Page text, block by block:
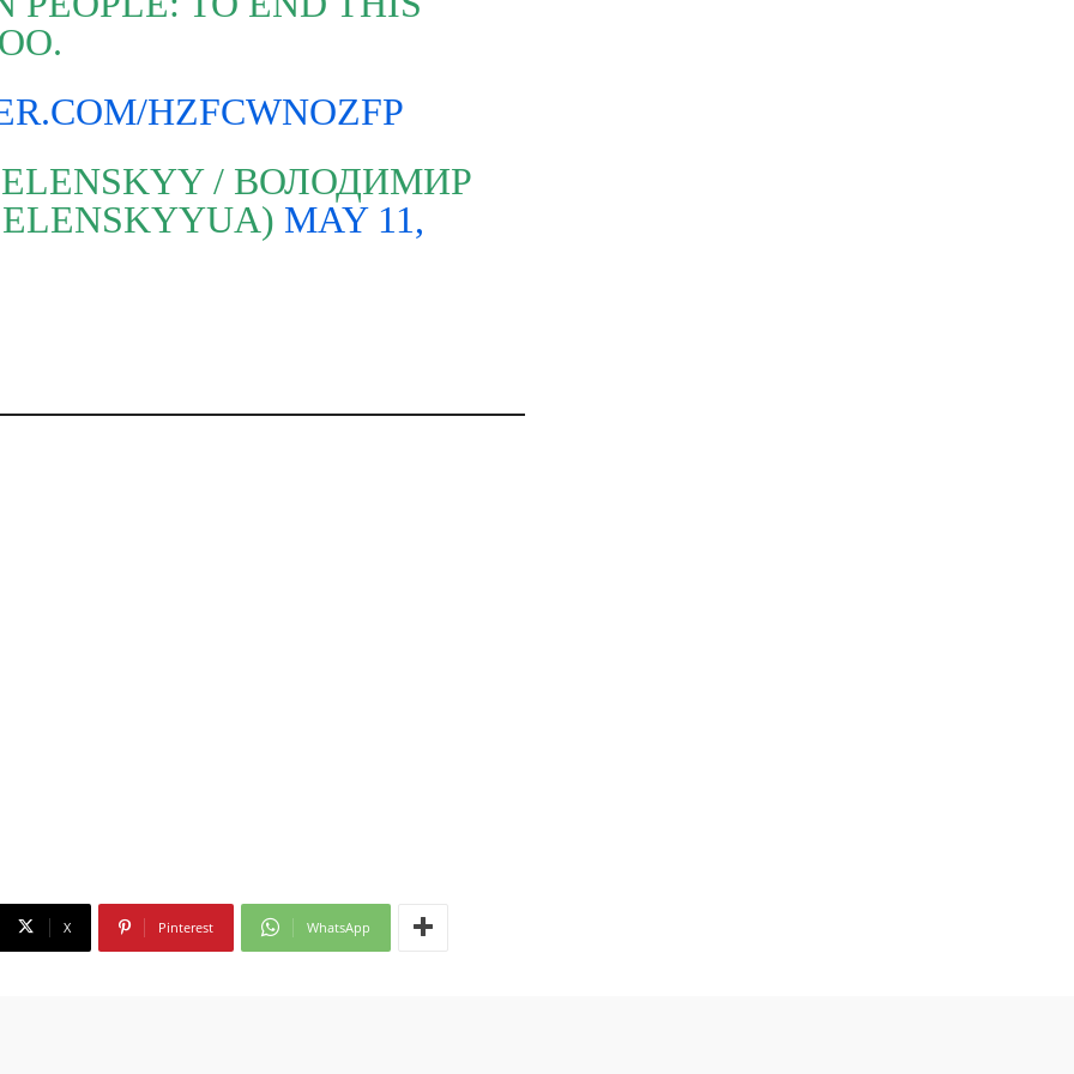
HZFCWNOZFP
/ ВОЛОДИМИР
MAY 11,
X Pinterest WhatsApp